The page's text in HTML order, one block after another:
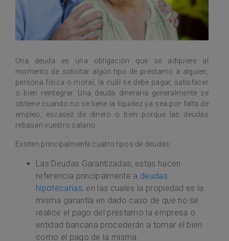
Una deuda es una obligación que se adquiere al
momento de solicitar algún tipo de préstamo a alguien,
persona física o moral, la cuál se debe pagar, satisfacer
o bien reintegrar. Una deuda dineraria generalmente se
obtiene cuando no se tiene la liquidez ya sea por falta de
empleo, escasez de dinero o bien porque las deudas
rebasan vuestro salario.
Existen principalmente cuatro tipos de deudas:
Las Deudas Garantizadas; estas hacen
referencia principalmente a deudas
hipotecarias, en las cuales la propiedad es la
misma garantía en dado caso de que no se
realice el pago del préstamo la empresa o
entidad bancaria procederán a tomar el bien
como el pago de la misma.